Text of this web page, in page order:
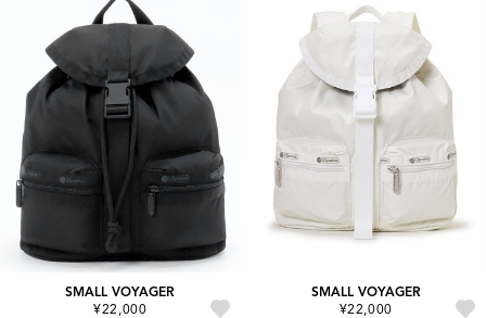
SMALL VOYAGER
¥22,000
SMALL VOYAGER
¥22,000